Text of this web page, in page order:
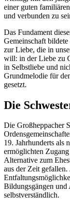
einer guten
und verbunden zu
Das Fundament
Gemeinschaft
zur Liebe, die in
will: in der Liebe zu
in Selbstliebe und
Grundmelodie für
gesetzt.
Die
Die Großheppacher
19. Jahrhunderts als
ermöglichten
Alternative zum
aus der Zeit gefallen.
Bildungsgängen und
selbstverständlich.